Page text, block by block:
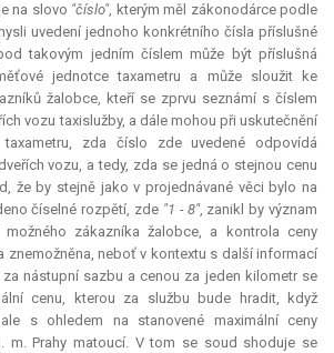
na slovo "číslo", kterým měl zákonodárce podle
uvedení jednoho konkrétního čísla příslušné
takovým jedním číslem může být příslušná
jednotce taxametru a může sloužit ke
žalobce, kteří se zprvu seznámí s číslem
vozu taxislužby, a dále mohou při uskutečnění
zda číslo zde uvedené odpovídá
vozu, a tedy, zda se jedná o stejnou cenu
že by stejně jako v projednávané věci bylo na
číselné rozpětí, zde "1 - 8", zanikl by význam
možného zákazníka žalobce, a kontrola ceny
znemožněna, neboť v kontextu s další informací
nástupní sazbu a cenou za jeden kilometr se
cenu, kterou za službu bude hradit, když
s ohledem na stanovené maximální ceny
m. Prahy matoucí. V tom se soud shoduje se